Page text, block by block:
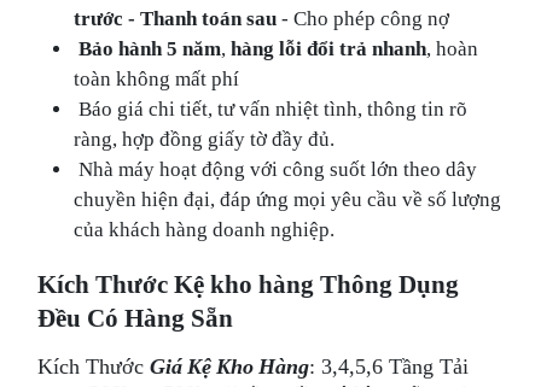
trước - Thanh toán sau - Cho phép công nợ
Bảo hành 5 năm ,hàng lỗi đổi trả nhanh , hoàn
toàn không mất phí
Báo giá chi tiết, tư vấn nhiệt tình, thông tin rõ
ràng, hợp đồng giấy tờ đầy đủ.
Nhà máy hoạt động với công suốt lớn theo dây
chuyền hiện đại, đáp ứng mọi yêu cầu về số lượng
của khách hàng doanh nghiệp.
Kích Thước Kệ kho hàng Thông Dụng
Đều Có Hàng Sẵn
Kích ThướcGiá Kệ Kho Hàng: 3,4,5,6 Tầng Tải